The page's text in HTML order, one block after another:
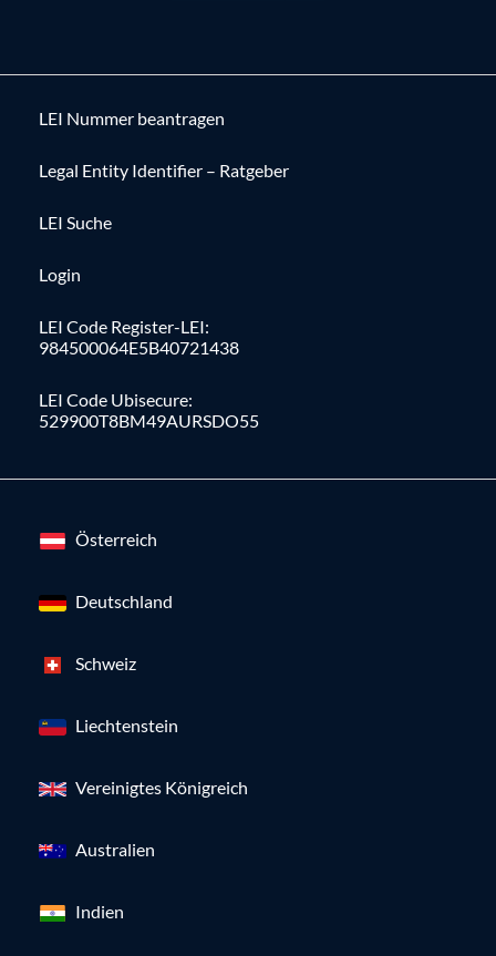
LEI Nummer beantragen
Legal Entity Identifier – Ratgeber
LEI Suche
Login
LEI Code Register-LEI:
984500064E5B40721438
LEI Code Ubisecure:
529900T8BM49AURSDO55
Österreich
Deutschland
Schweiz
Liechtenstein
Vereinigtes Königreich
Australien
Indien